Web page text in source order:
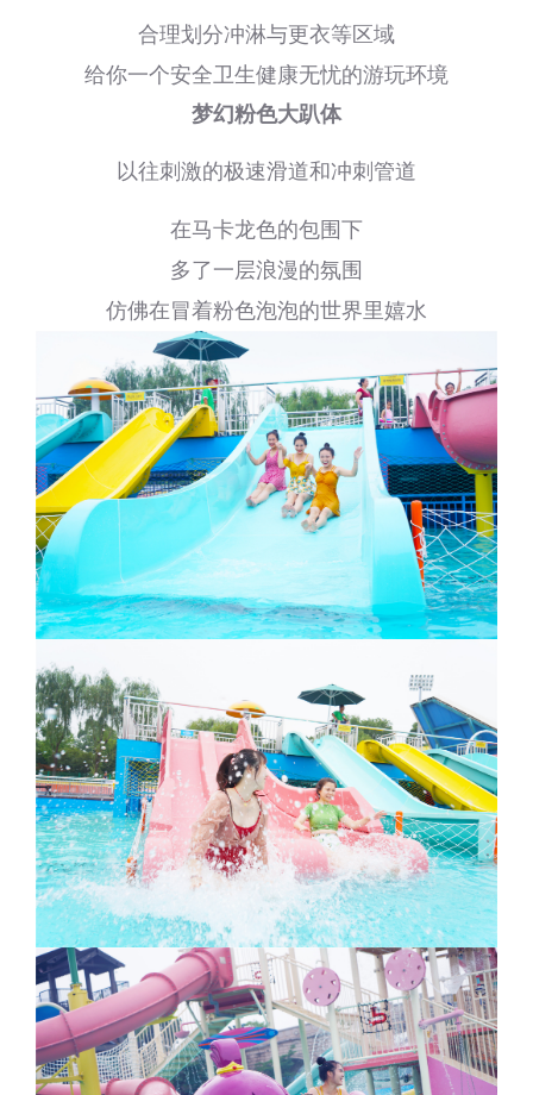
合理划分冲淋与更衣等区域
给你一个安全卫生健康无忧的游玩环境
梦幻粉色大趴体
以往刺激的极速滑道和冲刺管道
在马卡龙色的包围下
多了一层浪漫的氛围
仿佛在冒着粉色泡泡的世界里嬉水